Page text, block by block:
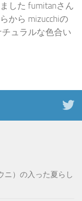
した fumitanさん
から mizucchiの
ュラルな色合い
ニ）の入った夏らし